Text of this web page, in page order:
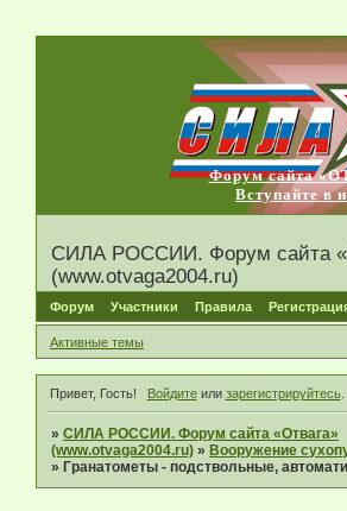
Форум сайта
Вступайте в
СИЛА РОССИИ. Форум сайта
(www.otvaga2004.ru)
Форум Участники Правила
Активные темы
Привет, Гость! Войдитеили зарегистрируйтесь.
»СИЛА РОССИИ. Форум сайта «Отвага»
(www.otvaga2004.ru) » Вооружение
» Гранатометы - подствольные,